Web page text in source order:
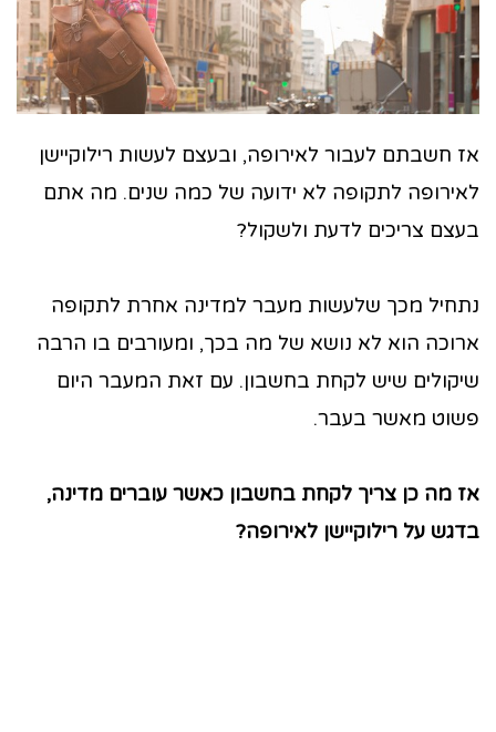
אז חשבתם לעבור לאירופה, ובעצם לעשות רילוקיישן
לאירופה לתקופה לא ידועה של כמה שנים. מה אתם
בעצם צריכים לדעת ולשקול?
נתחיל מכך שלעשות מעבר למדינה אחרת לתקופה
ארוכה הוא לא נושא של מה בכך, ומעורבים בו הרבה
שיקולים שיש לקחת בחשבון. עם זאת המעבר היום
פשוט מאשר בעבר.
אז מה כן צריך לקחת בחשבון כאשר עוברים מדינה,
בדגש על רילוקיישן לאירופה?